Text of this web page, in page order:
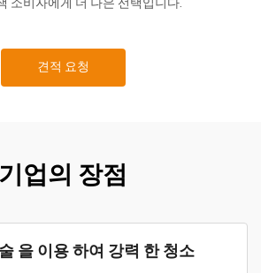
소비자에게 더 나은 선택입니다.
견적 요청
기업의 장점
을 이용 하여 강력 한 청소